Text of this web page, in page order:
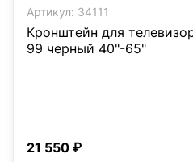
Артикул: 34111
Кронштейн для
99 черный 40"-65"
21 550 ₽